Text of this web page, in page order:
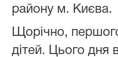
району м. Києва.
Щорічно,
дітей. Цього дня